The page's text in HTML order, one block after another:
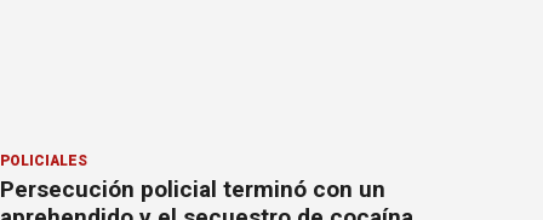
POLICIALES
Persecución policial terminó con un